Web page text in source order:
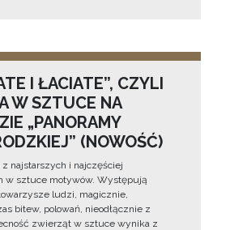
I ŁACIATE”, CZYLI
W SZTUCE NA
„PANORAMY
(NOWOŚĆ)
najstarszych i najczęściej
w sztuce motywów. Występują
ludzi, magicznie,
bitew, polowań, nieodłącznie z
zwierząt w sztuce wynika z